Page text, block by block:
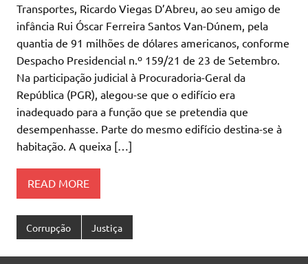
Transportes, Ricardo Viegas D’Abreu, ao seu amigo de
infância Rui Óscar Ferreira Santos Van-Dúnem, pela
quantia de 91 milhões de dólares americanos, conforme
Despacho Presidencial n.º 159/21 de 23 de Setembro.
Na participação judicial à Procuradoria-Geral da
República (PGR), alegou-se que o edifício era
inadequado para a função que se pretendia que
desempenhasse. Parte do mesmo edifício destina-se à
habitação. A queixa […]
READ MORE
Corrupção Justiça